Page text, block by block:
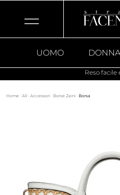
UOMO DONNA
Reso facile
Home · All · Accessori · Borse Zaini · Borsa